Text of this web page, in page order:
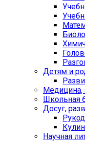
Детям и
Медицина,
Школьная
Досуг,
Научная